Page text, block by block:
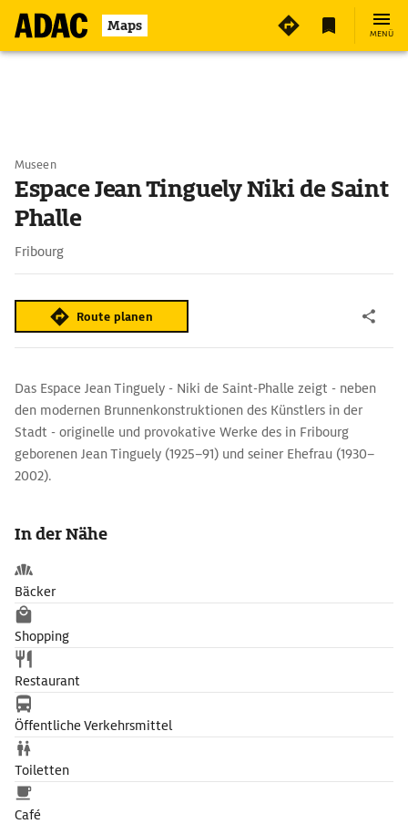
Maps MENÜ
Museen
Espace Jean Tinguely Niki de Saint
Phalle
Fribourg
Route planen
Das Espace Jean Tinguely - Niki de Saint-Phalle zeigt - neben
den modernen Brunnenkonstruktionen des Künstlers in der
Stadt - originelle und provokative Werke des in Fribourg
geborenen Jean Tinguely (1925–91) und seiner Ehefrau (1930–
2002).
In der Nähe
Bäcker
Shopping
Restaurant
Öffentliche Verkehrsmittel
Toiletten
Café